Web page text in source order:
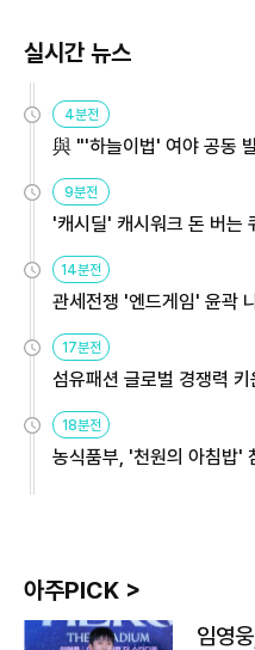
실시간 뉴스
4분전
與 "'하늘이법' 여야 공동
9분전
'캐시딜' 캐시워크 돈 버는
14분전
관세전쟁 '엔드게임' 윤곽
17분전
섬유패션 글로벌 경쟁력
18분전
농식품부, '천원의 아침밥'
아주PICK >
임영